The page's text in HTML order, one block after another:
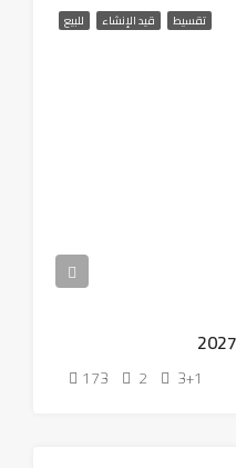
تقسيط قيد الإنشاء للبيع
3+1
2
173